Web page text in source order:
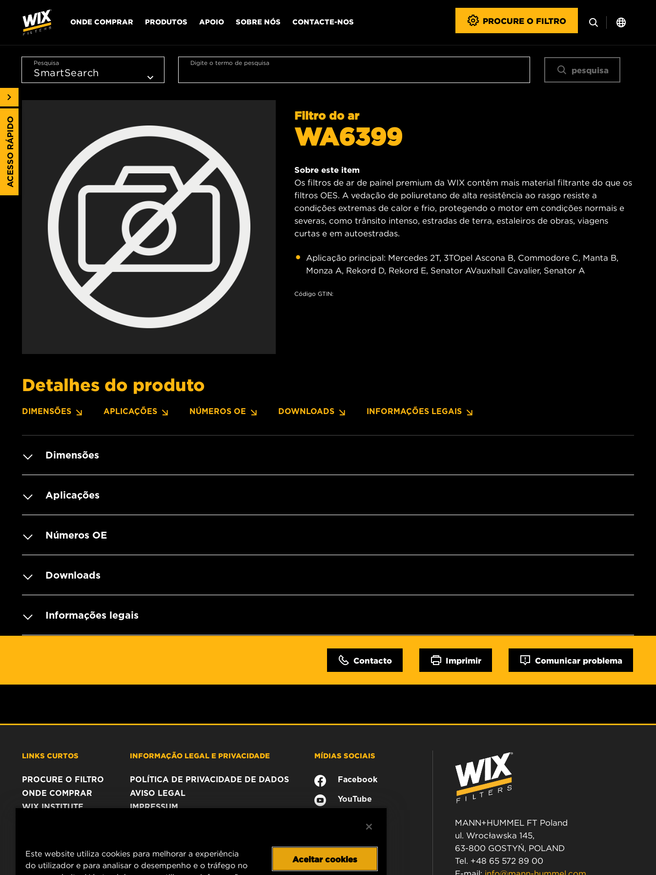
ONDE COMPRAR PRODUTOS APOIO SOBRE NÓS CONTACTE-NOS PROCURE O FILTRO
Pesquisa Digite o termo de pesquisa
pesquisa
Filtro do ar
WA6399
Sobre este item
Os filtros de ar de painel premium da WIX contêm mais material filtrante do que os
filtros OES. A vedação de poliuretano de alta resistência ao rasgo resiste a
condições extremas de calor e frio, protegendo o motor em condições normais e
severas, como trânsito intenso, estradas de terra, estaleiros de obras, viagens
curtas e em autoestradas.
Aplicação principal: Mercedes 2T, 3TOpel Ascona B, Commodore C, Manta B,
Monza A, Rekord D, Rekord E, Senator AVauxhall Cavalier, Senator A
Código GTIN:
Detalhes do produto
DIMENSÕES APLICAÇÕES NÚMEROS OE DOWNLOADS INFORMAÇÕES LEGAIS
Dimensões
Aplicações
Números OE
Downloads
Informações legais
Contacto Imprimir Comunicar problema
ACESSO RÁPIDO
LINKS CURTOS
PROCURE O FILTRO
ONDE COMPRAR
WIX INSTITUTE
INFORMAÇÃO LEGAL E PRIVACIDADE
POLÍTICA DE PRIVACIDADE DE DADOS
AVISO LEGAL
IMPRESSUM
MÍDIAS SOCIAIS
Facebook
YouTube
MANN+HUMMEL FT Poland
ul. Wrocławska 145,
63-800 GOSTYŃ, POLAND
Tel. +48 65 572 89 00
Este website utiliza cookies para melhorar a experiência
do utilizador e para analisar o desempenho e o tráfego no
Aceitar cookies